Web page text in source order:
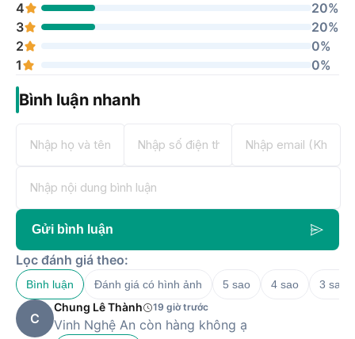
4
20%
3
20%
2
0%
1
0%
Bình luận nhanh
Gửi bình luận
Lọc đánh giá theo:
Bình luận Đánh giá có hình ảnh 5 sao 4 sao 3 sao
C
Chung Lê Thành 19 giờ trước
Vinh Nghệ An còn hàng không ạ